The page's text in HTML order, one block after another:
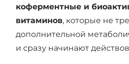
коферментные и
витаминов, которые не
дополнительной
и сразу начинают